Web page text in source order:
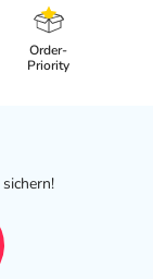
Order-
Priority
sichern!